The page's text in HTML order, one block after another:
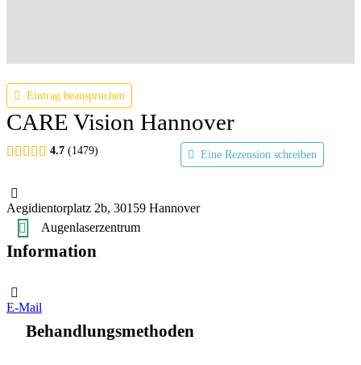
Eintrag beanspruchen
CARE Vision Hannover
4.7 1479 Eine Rezension schreiben
Aegidientorplatz 2b, 30159 Hannover
Augenlaserzentrum
Information
E-Mail
Behandlungsmethoden